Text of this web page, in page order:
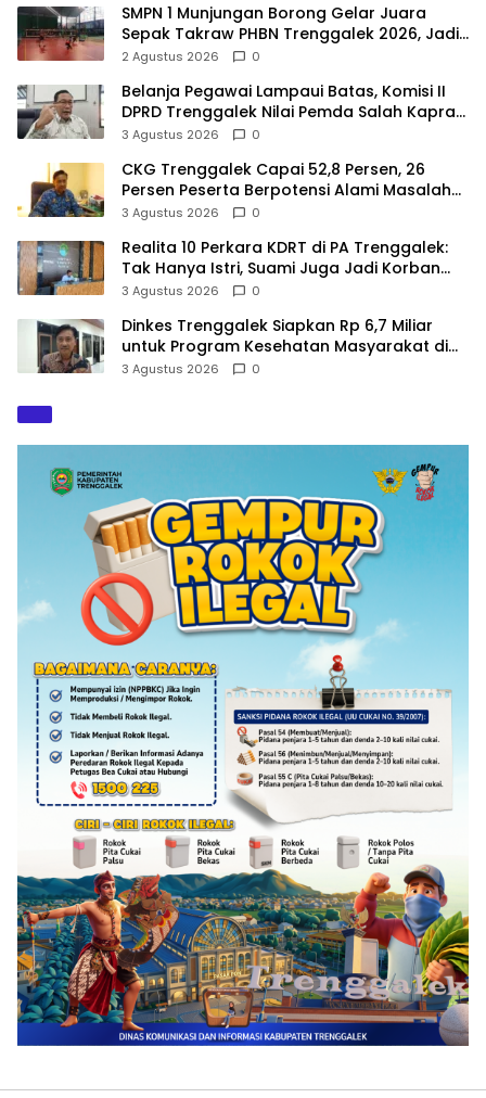
SMPN 1 Munjungan Borong Gelar Juara
Sepak Takraw PHBN Trenggalek 2026, Jadi
Modal Menuju POPDA Jatim
2 Agustus 2026 0
Belanja Pegawai Lampaui Batas, Komisi II
DPRD Trenggalek Nilai Pemda Salah Kaprah
dalam Perencanaan
3 Agustus 2026 0
CKG Trenggalek Capai 52,8 Persen, 26
Persen Peserta Berpotensi Alami Masalah
Kejiwaan
3 Agustus 2026 0
Realita 10 Perkara KDRT di PA Trenggalek:
Tak Hanya Istri, Suami Juga Jadi Korban
Kekerasan
3 Agustus 2026 0
Dinkes Trenggalek Siapkan Rp 6,7 Miliar
untuk Program Kesehatan Masyarakat di
2027
3 Agustus 2026 0